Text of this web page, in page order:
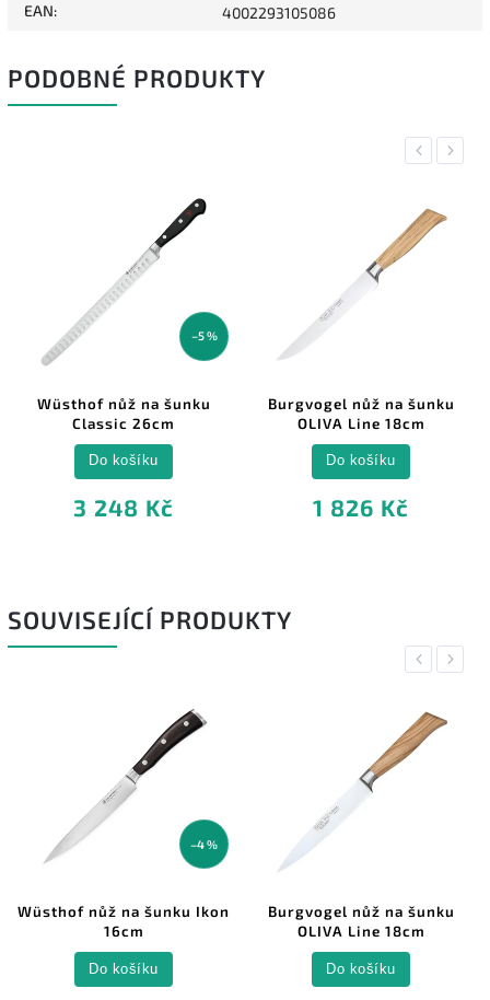
EAN: 4002293105086
PODOBNÉ PRODUKTY
Previous
–5 %
Wüsthof nůž na šunku
Classic 26cm
3 248 Kč
Do košíku
Burgvogel nůž na šunku
OLIVA Line 18cm
1 826 Kč
Do košíku
Next
SOUVISEJÍCÍ PRODUKTY
Previous
–4 %
Wüsthof nůž na šunku Ikon
16cm
Do košíku
Burgvogel nůž na šunku
OLIVA Line 18cm
Do košíku
Next